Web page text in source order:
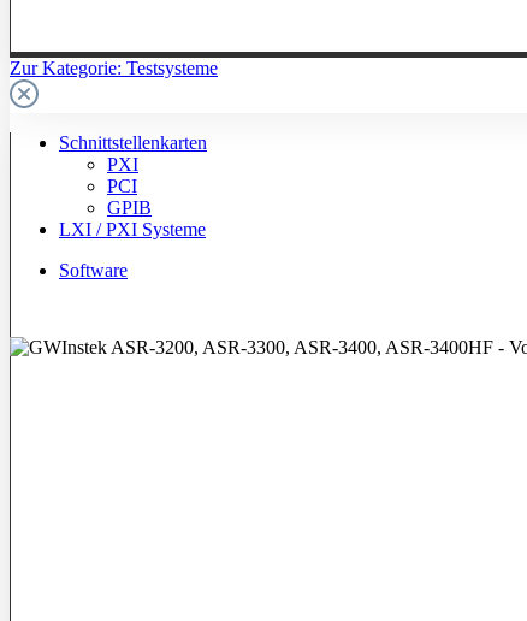
Zur Kategorie: Testsysteme
Schnittstellenkarten
PXI
PCI
GPIB
LXI / PXI Systeme
Software